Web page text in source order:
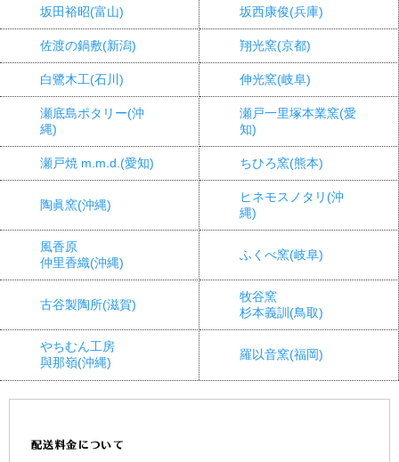
坂田裕昭(富山) 坂西康俊(兵庫)
佐渡の鍋敷(新潟) 翔光窯(京都)
白鷺木工(石川) 伸光窯(岐阜)
瀬底島ポタリー(沖
縄)
瀬戸一里塚本業窯(愛
知)
瀬戸焼 m.m.d.(愛知) ちひろ窯(熊本)
陶眞窯(沖縄)
ヒネモスノタリ(沖
縄)
風香原
仲里香織(沖縄)
ふくべ窯(岐阜)
古谷製陶所(滋賀)
牧谷窯
杉本義訓(鳥取)
やちむん工房
與那嶺(沖縄)
羅以音窯(福岡)